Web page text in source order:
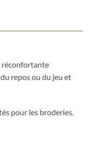
réconfortante
repos ou du jeu et
pour les broderies.